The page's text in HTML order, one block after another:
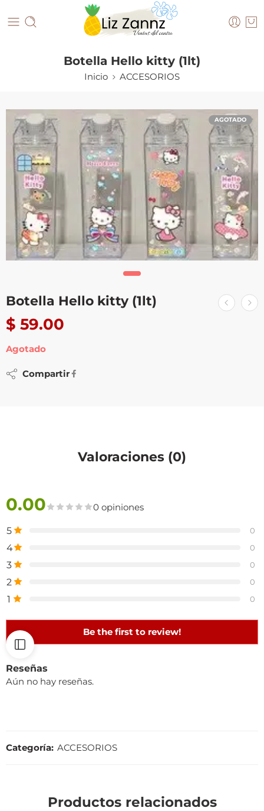
Botella Hello kitty (1lt)
Inicio ACCESORIOS
AGOTADO
Botella Hello kitty (1lt)
$ 59.00
Agotado
Compartir
Valoraciones (0)
0.00 0 opiniones
5 0
4 0
3 0
2 0
1 0
Be the first to review!
Reseñas
Aún no hay reseñas.
Categoría: ACCESORIOS
Productos relacionados